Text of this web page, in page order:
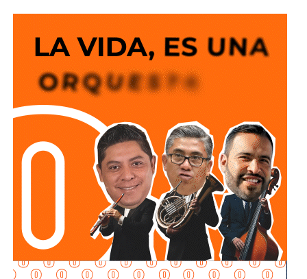
Transparencia (PNT).
“En la ley actual está establecido que los servidores
públicos pueden determinar qué se hace público y qué no,
dependiendo de la seguridad nacional o del procedimiento
en el que está la información. Con este Decreto ya no lo
dejamos a criterio del servidor público, ya no lo dejamos a
criterio de un secretario, de otra secretaria, de un director
de un área de Pemex o de CFE, o de cualquier Secretaría”.
“Ya hay un lineamiento específico de realmente lo que
debe ser transparente y aquello que, por el procedimiento
administrativo judicial, no puede informarse dado que está
en un procedimiento y puede caerse el procedimiento
judicial o administrativo, o lo que realmente es de
seguridad nacional. Entonces, para ello en un mes se va a
fortalecer incluso más esta Plataforma de Transparencia.